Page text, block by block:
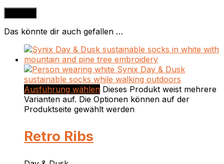
Das könnte dir auch gefallen …
Ausführung wählen Dieses Produkt weist mehrere
Varianten auf. Die Optionen können auf der
Produktseite gewählt werden
Retro Ribs